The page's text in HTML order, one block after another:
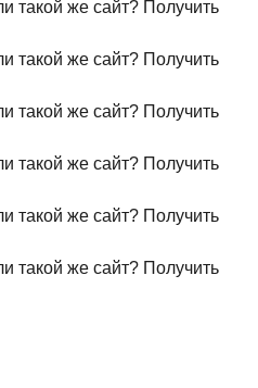
такой же сайт? Получить
такой же сайт? Получить
такой же сайт? Получить
такой же сайт? Получить
такой же сайт? Получить
такой же сайт? Получить